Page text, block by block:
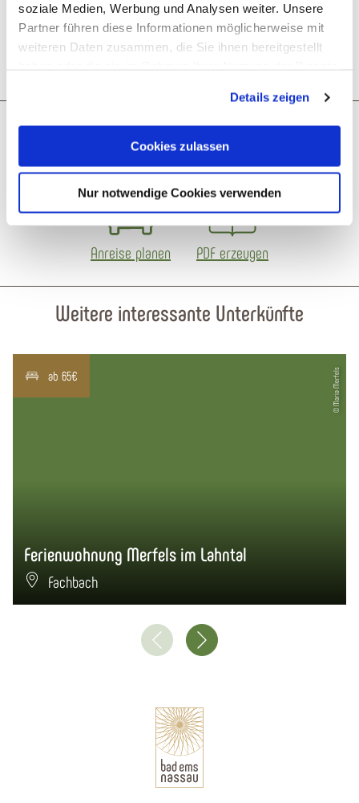
soziale Medien, Werbung und Analysen weiter. Unsere
Partner führen diese Informationen möglicherweise mit
weiteren Daten zusammen, die Sie ihnen bereitgestellt
Cookies, wenn Sie unsere Webseite weiterhin nutzen.
Details zeigen
Cookies zulassen
Nur notwendige Cookies verwenden
Weitere Infos
Was möchtest du als nächstes tun?
Anreise planen PDF erzeugen
Weitere interessante Unterkünfte
© Maria Merfels
ab 65€
Ferienwohnung Merfels im Lahntal
Fachbach